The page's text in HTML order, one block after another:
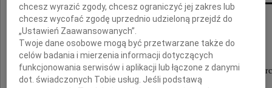
Żonie i najbliższej Rodzinie
wyrazy głębokiego współczucia z powodu
chcesz wyrazić zgody, chcesz ograniczyć jej zakres lub
chcesz wycofać zgodę uprzednio udzieloną przejdź do
„Ustawień Zaawansowanych”.
Twoje dane osobowe mogą być przetwarzane także do
celów badania i mierzenia informacji dotyczących
funkcjonowania serwisów i aplikacji lub łączone z danymi
dot. świadczonych Tobie usług. Jeśli podstawą